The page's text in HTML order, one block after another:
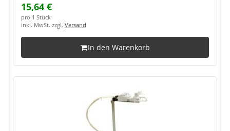
15,64 €
pro 1 Stück
inkl. MwSt. zzgl. Versand
In den Warenkorb